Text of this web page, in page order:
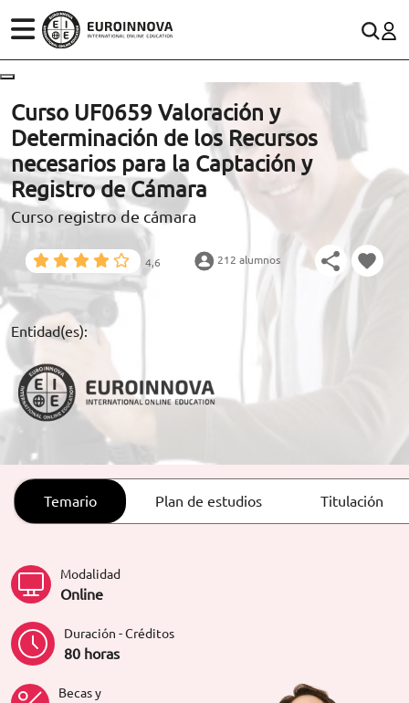
ESTUDIOS
CONOCE EUROINNOVA
BECAS Y FINANCIACIÓN
RECURSOS EDUCATIVOS
ARTÍCULOS
ORIENTACIÓN LABORAL
(+34)958 050 200 (gratuito en España)
900 831 200
formacion@euroinnova.com
TRABAJA CON NOSOTROS
Curso UF0659 Valoración y
Determinación de los Recursos
necesarios para la Captación y
Registro de Cámara
Curso registro de cámara
4,6 212 alumnos
Entidad(es):
Temario Plan de estudios Titulación
Modalidad
Online
Duración - Créditos
80 horas
Becas y